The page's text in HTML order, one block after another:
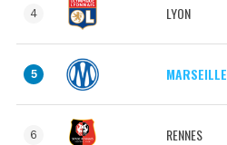
4 LYON
5 MARSEILLE
6 RENNES